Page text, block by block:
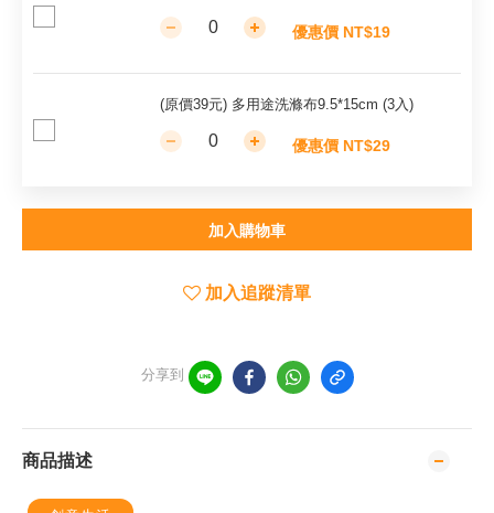
優惠價 NT$19
(原價39元) 多用途洗滌布9.5*15cm (3入)
優惠價 NT$29
加入購物車
加入追蹤清單
分享到
商品描述